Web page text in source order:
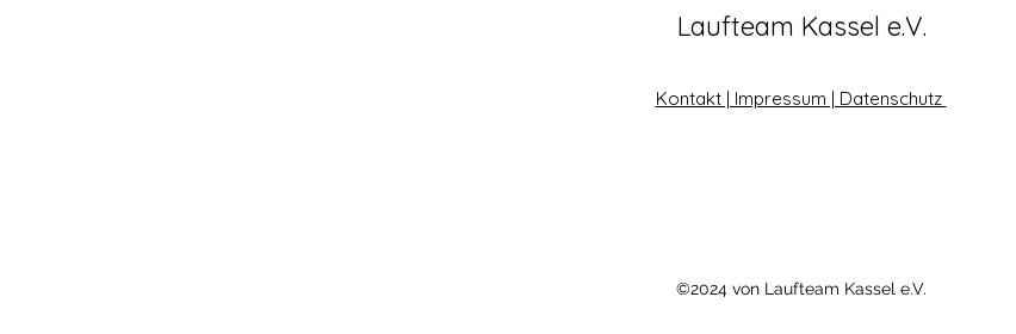
Laufteam Kassel e.V.
Kontakt | Impressum | Datenschutz
©2024 von Laufteam Kassel e.V.